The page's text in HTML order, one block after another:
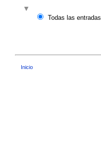
Todas las entradas
Inicio